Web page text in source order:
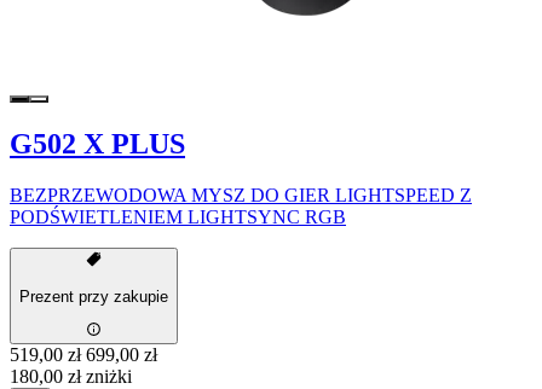
G502 X PLUS
BEZPRZEWODOWA MYSZ DO GIER LIGHTSPEED Z
PODŚWIETLENIEM LIGHTSYNC RGB
Prezent przy zakupie
519,00 zł 699,00 zł
180,00 zł zniżki